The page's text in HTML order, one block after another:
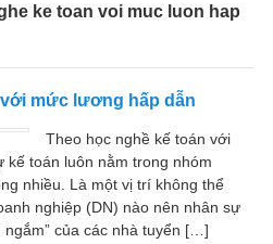
ke toan voi muc luon hap
mức lương hấp dẫn
Theo học nghề kế toán với
toán luôn nằm trong nhóm
nhiều. Là một vị trí không thể
nghiệp (DN) nào nên nhân sự
ngắm” của các nhà tuyển […]